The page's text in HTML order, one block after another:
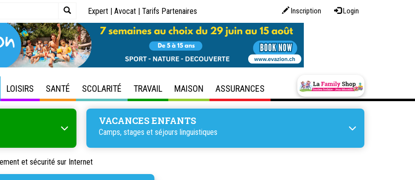
Inscription Login
Expert | Avocat | Tarifs Partenaires
LOISIRS SANTÉ SCOLARITÉ TRAVAIL MAISON ASSURANCES
VACANCES ENFANTS
Camps, stages et séjours linguistiques
et sécurité sur Internet